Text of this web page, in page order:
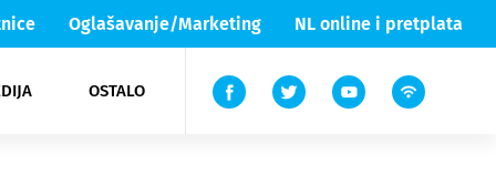
Oglašavanje/Marketing NL online i pretplata
OSTALO
Lika & Senj
TV